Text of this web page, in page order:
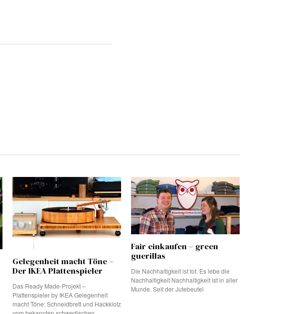
Gelegenheit macht Töne –
Der IKEA Plattenspieler
Das Ready Made-Projekt –
Plattenspieler by IKEA Gelegenheit
macht Töne: Schneidbrett und Hackklotz
Fair einkaufen – green
guerillas
Die Nachhaltigkeit ist tot. Es lebe die
Nachhaltigkeit Nachhaltigkeit ist in aller
Munde. Seit der Jutebeutel